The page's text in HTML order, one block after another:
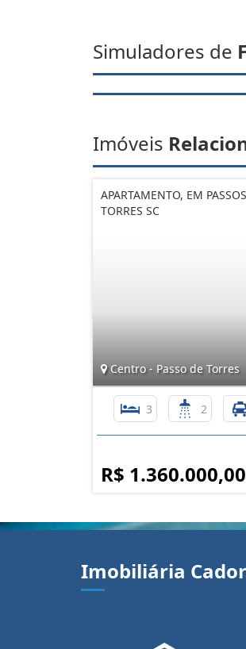
Simuladores de
Imóveis
APARTAMENTO, EM
TORRES SC
Centro - Passo de Torres
3 2
R$ 1.360.000,00
Imobiliária